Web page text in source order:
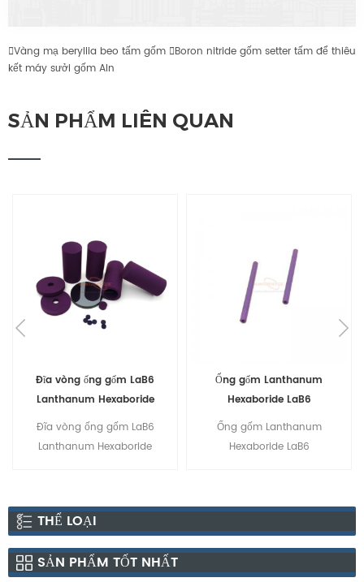
Vàng mạ beryllia beo tấm gốm Boron nitride gốm setter tấm để thiêu
kết máy sưởi gốm Aln
SẢN PHẨM LIÊN QUAN
Đĩa vòng ống gốm LaB6
Lanthanum Hexaboride
Đĩa vòng ống gốm LaB6
Lanthanum Hexaboride
Ống gốm Lanthanum
Hexaboride LaB6
Ống gốm Lanthanum
Hexaboride LaB6
THỂ LOẠI
SẢN PHẨM TỐT NHẤT